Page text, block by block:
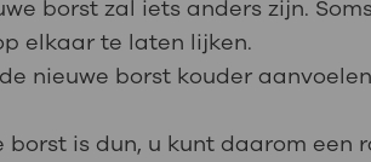
borst zal iets anders zijn.
elkaar te laten lijken.
nieuwe borst kouder
borst is dun, u kunt daarom een